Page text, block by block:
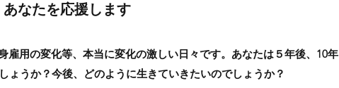
​あなたを応援します
雇用の変化等、本当に変化の激しい日々です。あなたは５年後、10年
ょうか？今後、どのように生きていきたいのでしょうか？